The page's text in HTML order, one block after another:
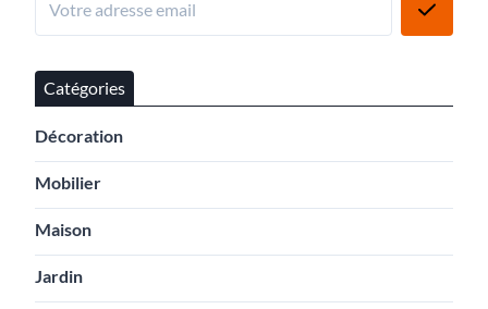
Catégories
Décoration
Mobilier
Maison
Jardin